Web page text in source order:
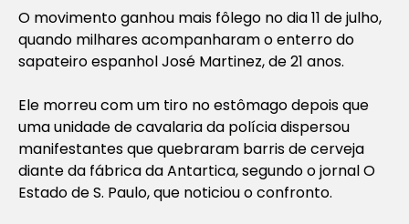
O movimento ganhou mais fôlego no dia 11 de julho,
quando milhares acompanharam o enterro do
sapateiro espanhol José Martinez, de 21 anos.
Ele morreu com um tiro no estômago depois que
uma unidade de cavalaria da polícia dispersou
manifestantes que quebraram barris de cerveja
diante da fábrica da Antartica, segundo o jornalO
Estado de S. Paulo, que noticiou o confronto.